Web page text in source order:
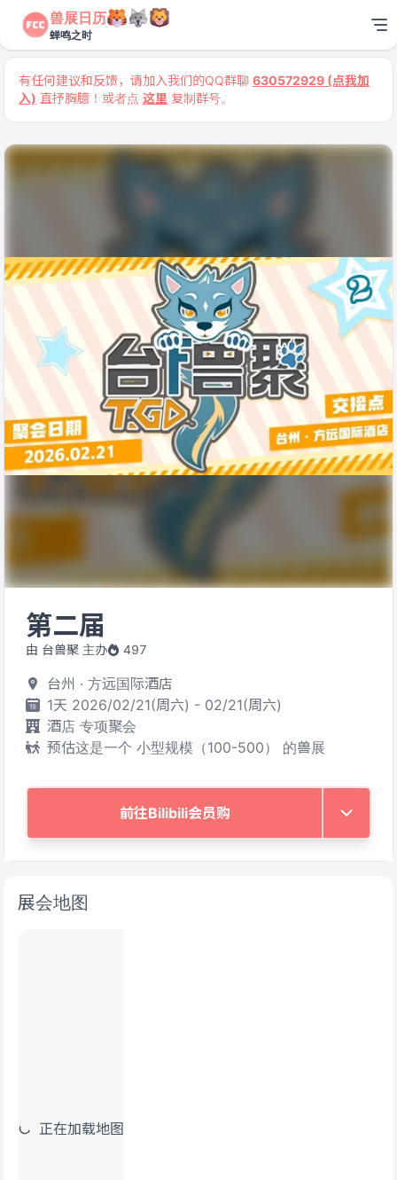
兽展日历
蝉鸣之时
有任何建议和反馈，请加入我们的QQ群聊 630572929 (点我加
入) 直抒胸臆！或者点 这里 复制群号。
第二届
由 台兽聚 主办 497
台州 · 方远国际酒店
1天 2026/02/21(周六) - 02/21(周六)
酒店 专项聚会
预估这是一个 小型规模（100-500） 的兽展
前往Bilibili会员购
展会地图
正在加载地图